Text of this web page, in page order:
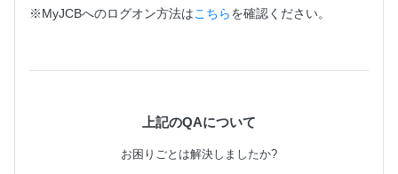
※MyJCBへのログオン方法はこちらを確認ください。
上記のQAについて
お困りごとは解決しましたか?